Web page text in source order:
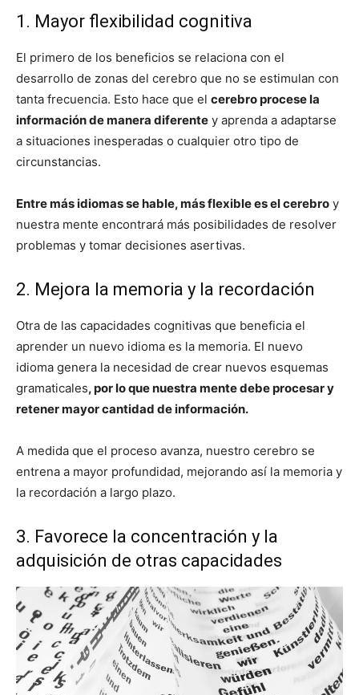
1. Mayor flexibilidad cognitiva
El primero de los beneficios se relaciona con el
desarrollo de zonas del cerebro que no se estimulan con
tanta frecuencia. Esto hace que el cerebro procese la
información de manera diferente y aprenda a adaptarse
a situaciones inesperadas o cualquier otro tipo de
circunstancias.
Entre más idiomas se hable, más flexible es el cerebro y
nuestra mente encontrará más posibilidades de resolver
problemas y tomar decisiones asertivas.
2. Mejora la memoria y la recordación
Otra de las capacidades cognitivas que beneficia el
aprender un nuevo idioma es la memoria. El nuevo
idioma genera la necesidad de crear nuevos esquemas
gramaticales, por lo que nuestra mente debe procesar y
retener mayor cantidad de información.
A medida que el proceso avanza, nuestro cerebro se
entrena a mayor profundidad, mejorando así la memoria y
la recordación a largo plazo.
3. Favorece la concentración y la
adquisición de otras capacidades